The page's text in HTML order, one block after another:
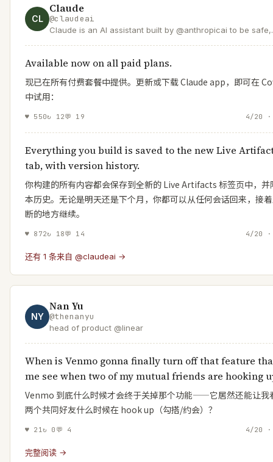
CL
Claude
@claudeai
Claude is an AI assistant built by @anthropicai to be safe,
Available now on all paid plans.
现已在所有付费套餐中提供。更新或下载 Claude app，即可在
中试用：
♥ 550↻ 12💬 19 4/20
Everything you build is saved to the new Live
tab, with version history.
你构建的所有内容都会保存到全新的 Live Artifacts 标签页中，并
本历史。无论是明天还是下个月，你都可以从任何会话回来，接
断的地方继续。
♥ 872↻ 18💬 14 4/20
还有 1 条来自 @claudeai →
NY
Nan Yu
@thenanyu
head of product @linear
When is Venmo gonna finally turn off that feature
me see when two of my mutual friends are hooking
Venmo 到底什么时候才会终于关掉那个功能——它居然还能让我
两个共同好友什么时候在 hook up（勾搭/约会）？
♥ 21↻ 0 💬 4 4/20
完整阅读 →